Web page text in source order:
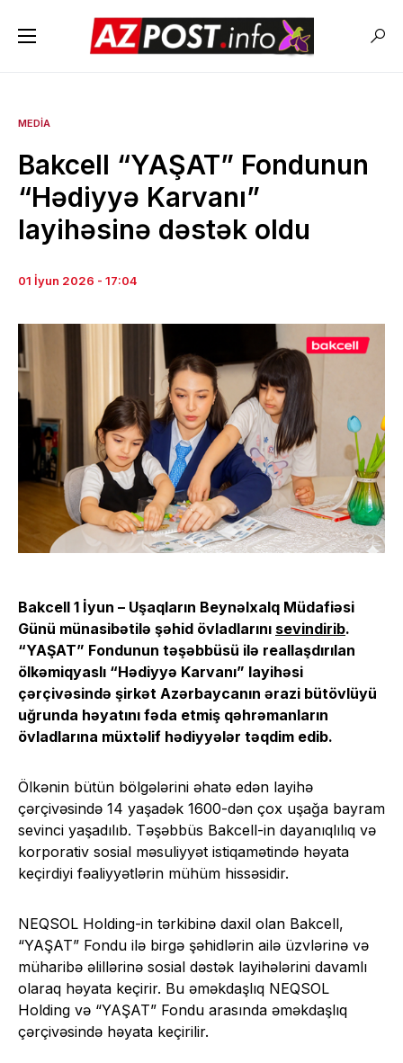
MEDIA
Bakcell “YAŞAT” Fondunun
“Hədiyyə Karvanı”
layihəsinə dəstək oldu
01 İyun 2026 - 17:04
Bakcell 1 İyun – Uşaqların Beynəlxalq Müdafiəsi
Günü münasibətilə şəhid övladlarını sevindirib.
“YAŞAT” Fondunun təşəbbüsü ilə reallaşdırılan
ölkəmiqyaslı “Hədiyyə Karvanı” layihəsi
çərçivəsində şirkət Azərbaycanın ərazi bütövlüyü
uğrunda həyatını fəda etmiş qəhrəmanların
övladlarına müxtəlif hədiyyələr təqdim edib.
Ölkənin bütün bölgələrini əhatə edən layihə
çərçivəsində 14 yaşadək 1600-dən çox uşağa bayram
sevinci yaşadılıb. Təşəbbüs Bakcell-in dayanıqlılıq və
korporativ sosial məsuliyyət istiqamətində həyata
keçirdiyi fəaliyyətlərin mühüm hissəsidir.
NEQSOL Holding-in tərkibinə daxil olan Bakcell,
“YAŞAT” Fondu ilə birgə şəhidlərin ailə üzvlərinə və
müharibə əlillərinə sosial dəstək layihələrini davamlı
olaraq həyata keçirir. Bu əməkdaşlıq NEQSOL
Holding və “YAŞAT” Fondu arasında əməkdaşlıq
çərçivəsində həyata keçirilir.